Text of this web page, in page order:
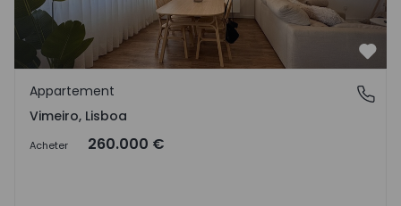
Vimeiro, Lisboa
Appartement
Vimeiro, Lisboa
Acheter 260.000 €